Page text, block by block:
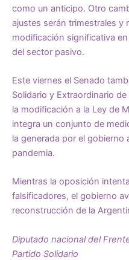
como un anticipo. Otro
ajustes serán trimestrales y
modificación significativa
del sector pasivo.
Este viernes el Senado
Solidario y Extraordinario
la modificación a la Ley de
integra un conjunto de
la generada por el gobierno
pandemia.
Mientras la oposición
falsificadores, el gobierno
reconstrucción de la
Diputado nacional del
Partido Solidario